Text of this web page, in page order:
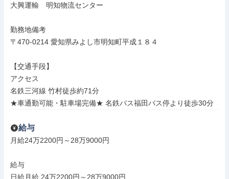
大興運輸　明知物流センター
勤務地備考
〒470-0214 愛知県みよし市明知町平成１８４
【交通手段】
アクセス
名鉄三河線 竹村徒歩約71分
★車通勤可能・駐車場完備★ 名鉄バス福田バス停より徒歩30分
給与
月給24万2200円～28万9000円
給与
日給月給 24万2200円～28万9000円